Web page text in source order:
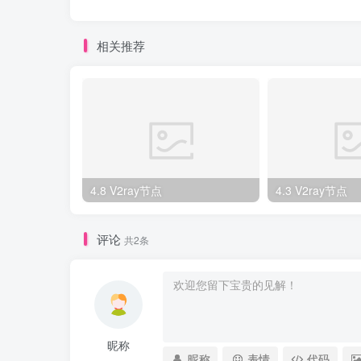
相关推荐
4.8 V2ray节点 4.3 V2ray节点
评论 共2条
昵称